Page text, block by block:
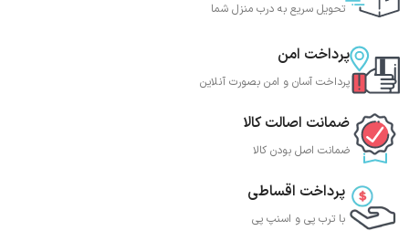
تحویل سریع به درب منزل شما
پرداخت امن
پرداخت آسان و امن بصورت آنلاین
ضمانت اصالت کالا
ضمانت اصل بودن کالا
پرداخت اقساطی
با ترب‌ پی و اسنپ پی